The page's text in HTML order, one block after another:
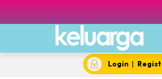
Login |